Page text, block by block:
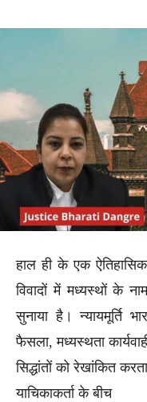
हाल ही के एक
विवादों में मध्यस्थों के
सुनाया है। न्यायमूर्ति
फैसला, मध्यस्थता
सिद्धांतों को रेखांकित
याचिकाकर्ता के बीच